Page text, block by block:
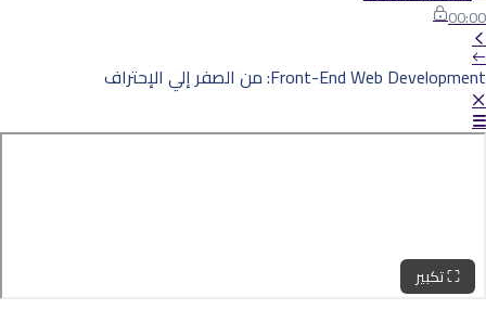
00:00
Front-End Web Development: من الصفر إلي الإحتراف
⛶ تكبير